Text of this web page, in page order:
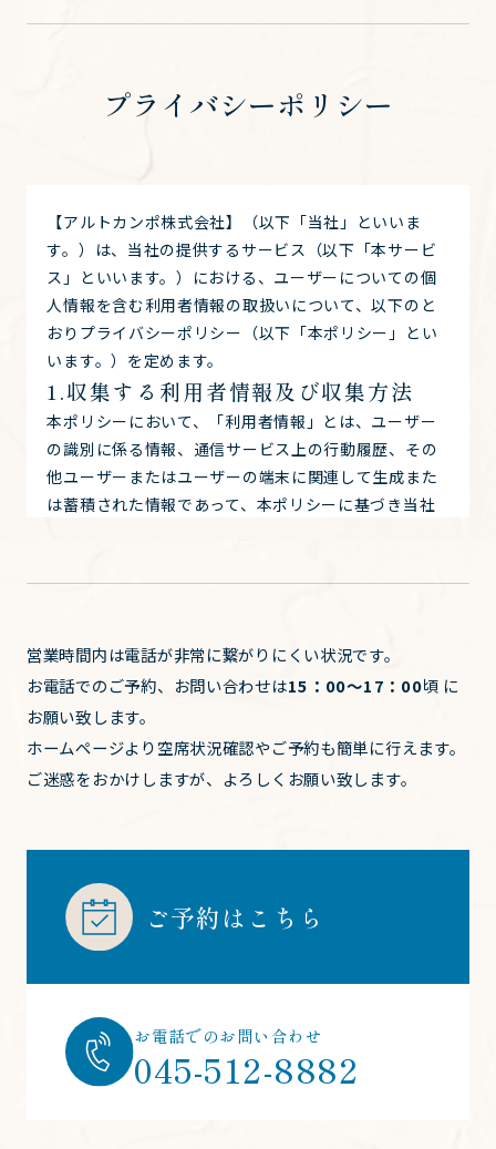
プライバシーポリシー
【アルトカンポ株式会社】（以下「当社」といいま
す。）は、当社の提供するサービス（以下「本サービ
ス」といいます。）における、ユーザーについての個
人情報を含む利用者情報の取扱いについて、以下のと
おりプライバシーポリシー（以下「本ポリシー」とい
います。）を定めます。
1.収集する利用者情報及び収集方法
本ポリシーにおいて、「利用者情報」とは、ユーザー
の識別に係る情報、通信サービス上の行動履歴、その
他ユーザーまたはユーザーの端末に関連して生成また
は蓄積された情報であって、本ポリシーに基づき当社
に応じて、以下のようなものとなります。
用するために、または本サービスの利用を通じてユー
ザーからご提供いただく情報は以下のとおりです。
・氏名等プロフィールに関する情報
・メールアドレス、電話番号等連絡先に関する情報
・入力フォームその他当社が定める方法を通じてユー
ザーが入力または送信する情報
ユーザーが、本サービスを利用するにあたり、ソーシ
ャルネットワーキングサービス等の他のサービスとの
連携を許可した場合には、その許可の際にご同意いた
・当該外部サービスでユーザーが利用するID
・その他当該外部サービスのプライバシー設定により
ユーザーが連携先に開示を認めた情報
営業時間内は電話が非常に繋がりにくい状況です。
お電話でのご予約、お問い合わせは15：00〜17：00頃 に
お願い致します。
ホームページより空席状況確認やご予約も簡単に行えます。
ご迷惑をおかけしますが、よろしくお願い致します。
ご予約はこちら
お電話でのお問い合わせ
045-512-8882